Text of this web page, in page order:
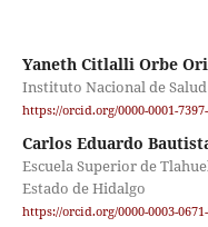
Yaneth Citlalli Orbe
Instituto Nacional de
https://orcid.org/0000-0001-
Carlos Eduardo
Escuela Superior de
Estado de Hidalgo
https://orcid.org/0000-0003-